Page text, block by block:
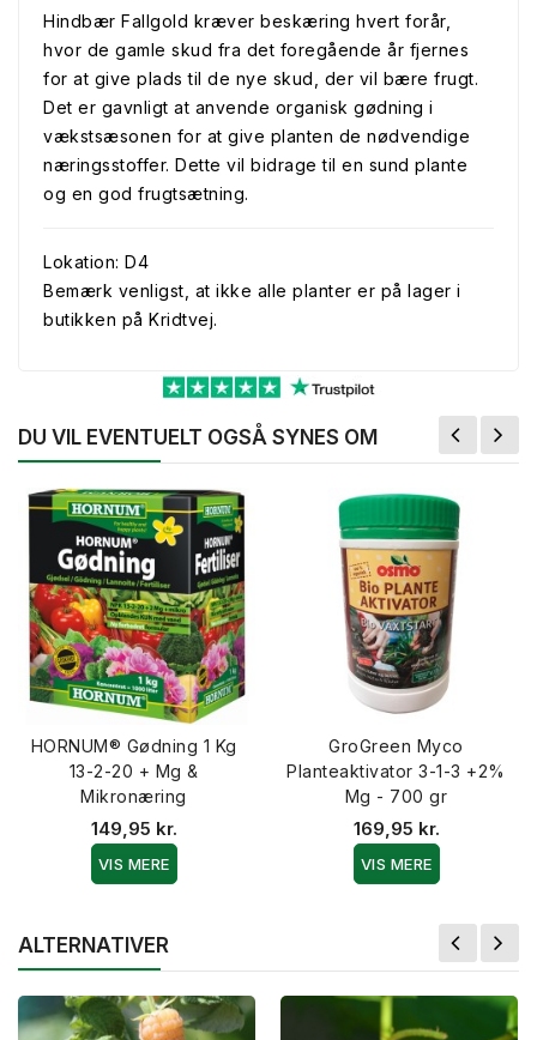
Hindbær Fallgold kræver beskæring hvert forår,
hvor de gamle skud fra det foregående år fjernes
for at give plads til de nye skud, der vil bære frugt.
Det er gavnligt at anvende organisk gødning i
vækstsæsonen for at give planten de nødvendige
næringsstoffer. Dette vil bidrage til en sund plante
og en god frugtsætning.
Lokation: D4
Bemærk venligst, at ikke alle planter er på lager i
butikken på Kridtvej.
DU VIL EVENTUELT OGSÅ SYNES OM
HORNUM® Gødning 1 Kg
13-2-20 + Mg &
Mikronæring
149,95 kr.
VIS MERE
GroGreen Myco
Planteaktivator 3-1-3 +2%
Mg - 700 gr
169,95 kr.
VIS MERE
ALTERNATIVER